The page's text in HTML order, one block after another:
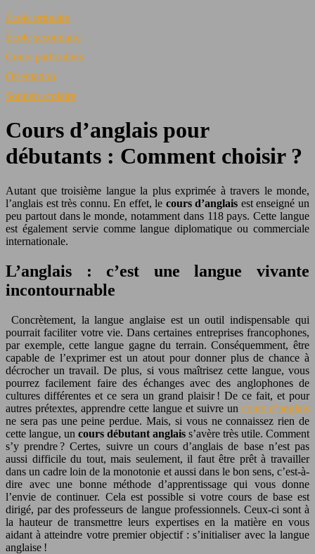
École primaire
École secondaire
Cours particuliers
Orientation
Soutien scolaire
Cours d’anglais pour
débutants : Comment choisir ?
Autant que troisième langue la plus exprimée à travers le monde,
l’anglais est très connu. En effet, le cours d’anglais est enseigné un
peu partout dans le monde, notamment dans 118 pays. Cette langue
est également servie comme langue diplomatique ou commerciale
internationale.
L’anglais : c’est une langue vivante
incontournable
Concrètement, la langue anglaise est un outil indispensable qui
pourrait faciliter votre vie. Dans certaines entreprises francophones,
par exemple, cette langue gagne du terrain. Conséquemment, être
capable de l’exprimer est un atout pour donner plus de chance à
décrocher un travail. De plus, si vous maîtrisez cette langue, vous
pourrez facilement faire des échanges avec des anglophones de
cultures différentes et ce sera un grand plaisir ! De ce fait, et pour
autres prétextes, apprendre cette langue et suivre un cours d’anglais
ne sera pas une peine perdue. Mais, si vous ne connaissez rien de
cette langue, un cours débutant anglais s’avère très utile. Comment
s’y prendre ? Certes, suivre un cours d’anglais de base n’est pas
aussi difficile du tout, mais seulement, il faut être prêt à travailler
dans un cadre loin de la monotonie et aussi dans le bon sens, c’est-à-
dire avec une bonne méthode d’apprentissage qui vous donne
l’envie de continuer. Cela est possible si votre cours de base est
dirigé, par des professeurs de langue professionnels. Ceux-ci sont à
la hauteur de transmettre leurs expertises en la matière en vous
aidant à atteindre votre premier objectif : s’initialiser avec la langue
anglaise !